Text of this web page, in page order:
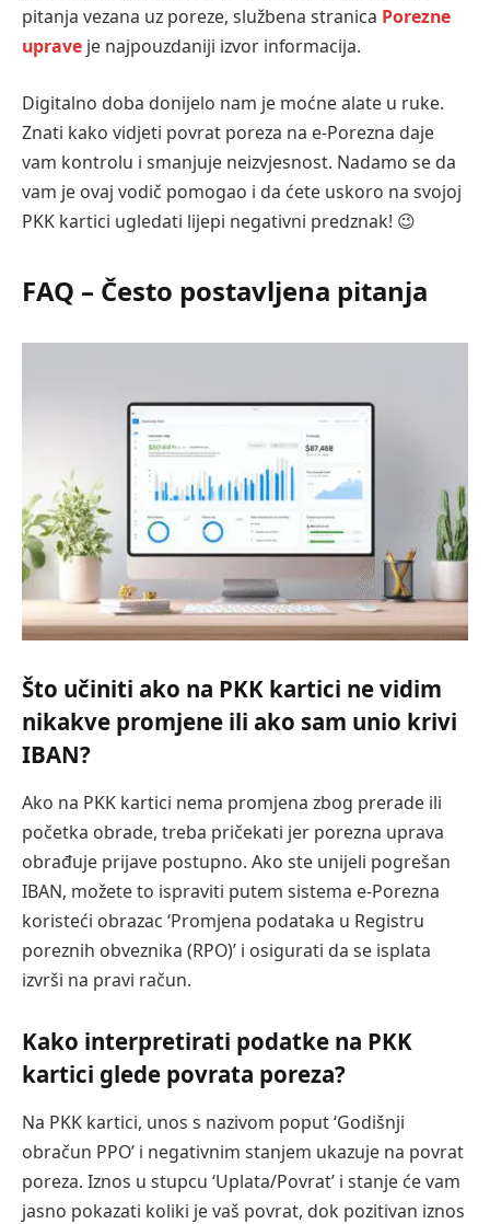
pitanja vezana uz poreze, službena stranica Porezne
uprave je najpouzdaniji izvor informacija.
Digitalno doba donijelo nam je moćne alate u ruke.
Znati kako vidjeti povrat poreza na e-Porezna daje
vam kontrolu i smanjuje neizvjesnost. Nadamo se da
vam je ovaj vodič pomogao i da ćete uskoro na svojoj
PKK kartici ugledati lijepi negativni predznak! 😉
FAQ – Često postavljena pitanja
Što učiniti ako na PKK kartici ne vidim
nikakve promjene ili ako sam unio krivi
IBAN?
Ako na PKK kartici nema promjena zbog prerade ili
početka obrade, treba pričekati jer porezna uprava
obrađuje prijave postupno. Ako ste unijeli pogrešan
IBAN, možete to ispraviti putem sistema e-Porezna
koristeći obrazac ‘Promjena podataka u Registru
poreznih obveznika (RPO)’ i osigurati da se isplata
izvrši na pravi račun.
Kako interpretirati podatke na PKK
kartici glede povrata poreza?
Na PKK kartici, unos s nazivom poput ‘Godišnji
obračun PPO’ i negativnim stanjem ukazuje na povrat
poreza. Iznos u stupcu ‘Uplata/Povrat’ i stanje će vam
jasno pokazati koliki je vaš povrat, dok pozitivan iznos